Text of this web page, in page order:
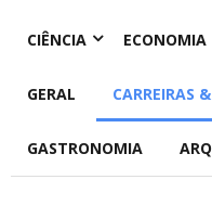
CIÊNCIA ECONOMIA
GERAL CARREIRAS
GASTRONOMIA